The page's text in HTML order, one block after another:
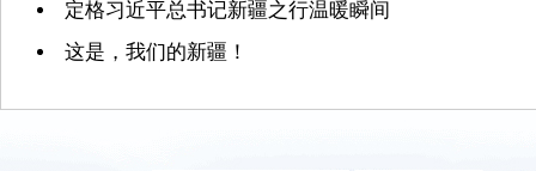
定格习近平总书记新疆之行温暖瞬间
这是，我们的新疆！